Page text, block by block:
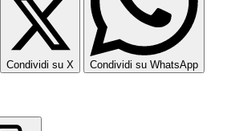
Condividi su X Condividi su WhatsApp